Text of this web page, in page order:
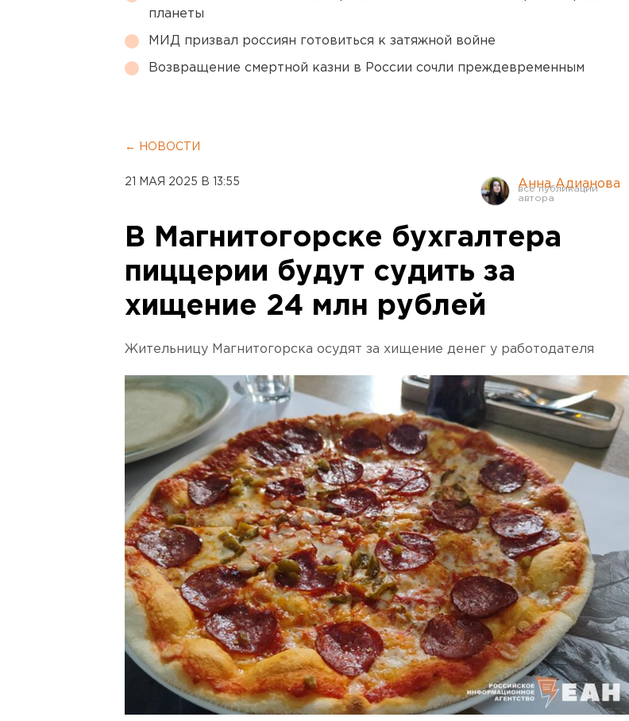
планеты
МИД призвал россиян готовиться к затяжной войне
Возвращение смертной казни в России сочли преждевременным
← НОВОСТИ
21 МАЯ 2025 В 13:55 Анна Адианова
В Магнитогорске бухгалтера
пиццерии будут судить за
хищение 24 млн рублей
Жительницу Магнитогорска осудят за хищение денег у работодателя